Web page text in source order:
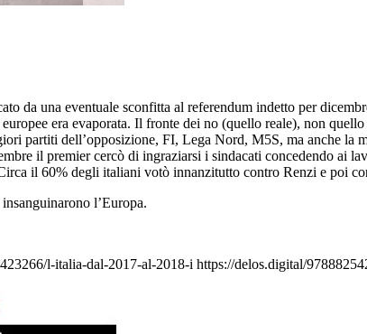
da una eventuale sconfitta al referendum indetto per
era evaporata. Il fronte dei no (quello reale), non
partiti dell’opposizione, FI, Lega Nord, M5S, ma anche la
il premier cercò di ingraziarsi i sindacati concedendo ai
il 60% degli italiani votò innanzitutto contro Renzi e poi
l’Europa.
l-italia-dal-2017-al-2018-i https://delos.digital/